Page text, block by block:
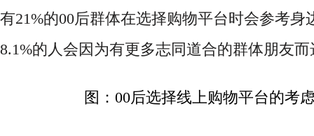
有21%的00后群体在选择购物平台时会参考身
8.1%的人会因为有更多志同道合的群体朋友
图： 00后选择线上购物平台的考